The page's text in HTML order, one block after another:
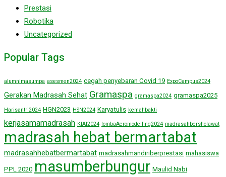
Prestasi
Robotika
Uncategorized
Popular Tags
alumnimasumpa asesmen2024 cegah penyebaran Covid 19 ExpoCampus2024
Gerakan Madrasah Sehat Gramaspa gramaspa2024 gramaspa2025
Harisantri2024 HGN2023 HSN2024 Karyatulis kemahbakti
kerjasamamadrasah KIAI2024 lombaAeromodelling2024 madrasahbersholawat
madrasah hebat bermartabat
madrasahhebatbermartabat madrasahmandiriberprestasi mahasiswa
PPL 2020 masumberbungur Maulid Nabi